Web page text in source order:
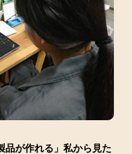
品が作れる」私から見た